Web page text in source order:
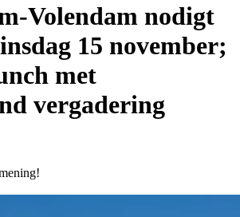
Volendam nodigt
15 november;
met
vergadering